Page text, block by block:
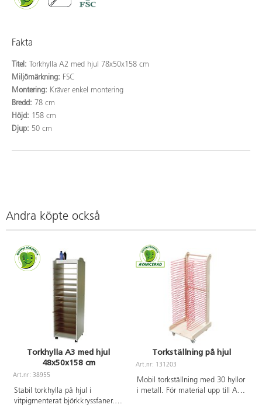
Fakta
Titel:
Torkhylla A2 med hjul 78x50x158 cm
Miljömärkning: FSC
Montering: Kräver enkel montering
Bredd: 78 cm
Höjd: 158 cm
Djup: 50 cm
Andra köpte också
Torkhylla A3 med hjul
48x50x158 cm
Art.nr: 38955
Stabil torkhylla på hjul i
vitpigmenterat björkkryssfaner.
Torkställning på hjul
Art.nr: 131203
Mobil torkställning med 30 hyllor
i metall. För material upp till A3-